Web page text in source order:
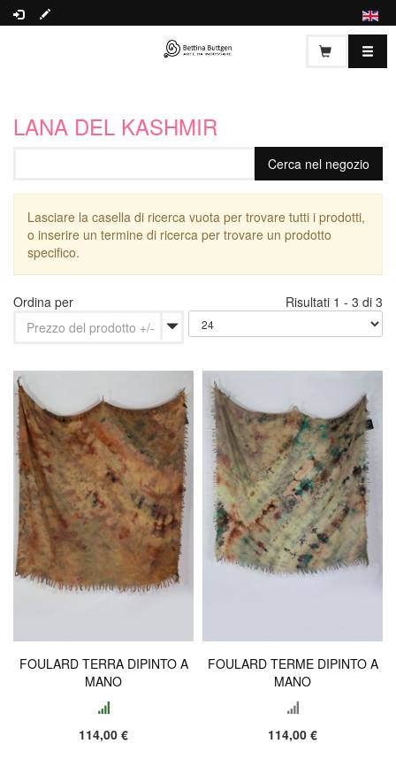
LANA DEL KASHMIR
Lasciare la casella di ricerca vuota per trovare tutti i prodotti,
o inserire un termine di ricerca per trovare un prodotto
specifico.
Ordina per
Prezzo del prodotto +/-
Risultati 1 - 3 di 3
FOULARD TERRA DIPINTO A
MANO
114,00 €
FOULARD TERME DIPINTO A
MANO
114,00 €